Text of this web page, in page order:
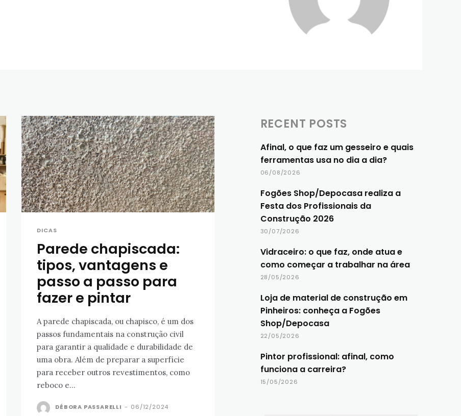
DICAS
Parede chapiscada:
tipos, vantagens e
passo a passo para
fazer e pintar
A parede chapiscada, ou chapisco, é um dos
passos fundamentais na construção civil
para garantir a qualidade e durabilidade de
uma obra. Além de preparar a superfície
para receber outros revestimentos, como
reboco e...
DÉBORA PASSARELLI - 06/12/2024
RECENT POSTS
Afinal, o que faz um gesseiro e quais
ferramentas usa no dia a dia?
06/08/2026
Fogões Shop/Depocasa realiza a
Festa dos Profissionais da
Construção 2026
30/07/2026
Vidraceiro: o que faz, onde atua e
como começar a trabalhar na área
28/05/2026
Loja de material de construção em
Pinheiros: conheça a Fogões
Shop/Depocasa
22/05/2026
Pintor profissional: afinal, como
funciona a carreira?
15/05/2026